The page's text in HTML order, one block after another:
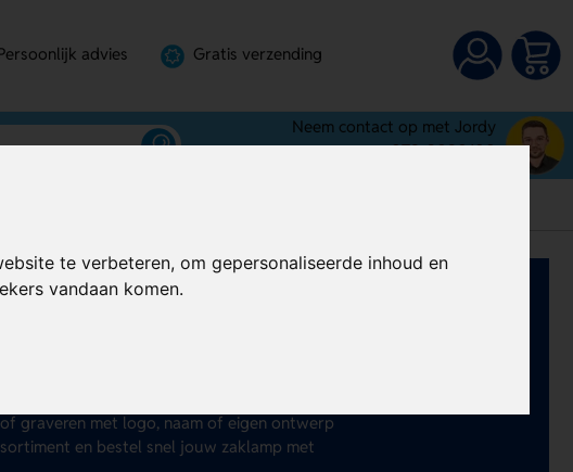
te verbeteren, om gepersonaliseerde inhoud en
vandaan komen.
advies Gratis verzending
Neem contact op met Jordy
072-3030100
met logo al vanaf € 0,42 per stuk.
graveren met logo, naam of eigen ontwerp
en bestel snel jouw zaklamp met